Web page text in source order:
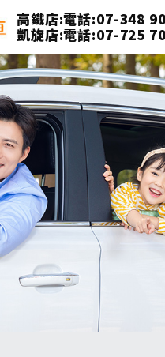
高鐵店:電話:07-348
凱旋店:電話:07-725